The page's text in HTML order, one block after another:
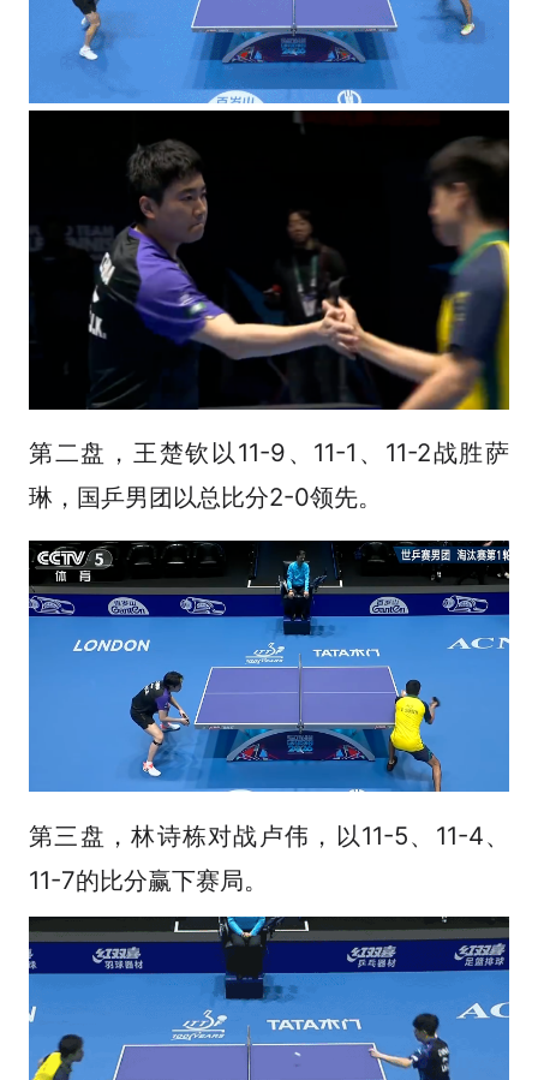
第二盘，王楚钦以11-9、11-1、11-2战胜萨
琳，国乒男团以总比分2-0领先。
第三盘，林诗栋对战卢伟，以11-5、11-4、
11-7的比分赢下赛局。